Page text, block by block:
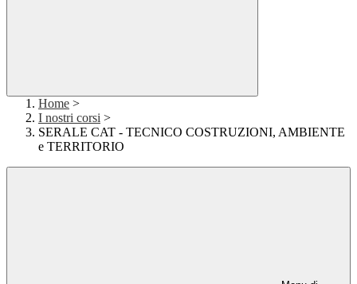
Home >
I nostri corsi >
SERALE CAT - TECNICO COSTRUZIONI, AMBIENTE
e TERRITORIO